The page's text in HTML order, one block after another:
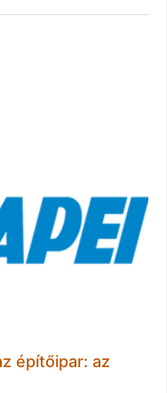
építőipar: az